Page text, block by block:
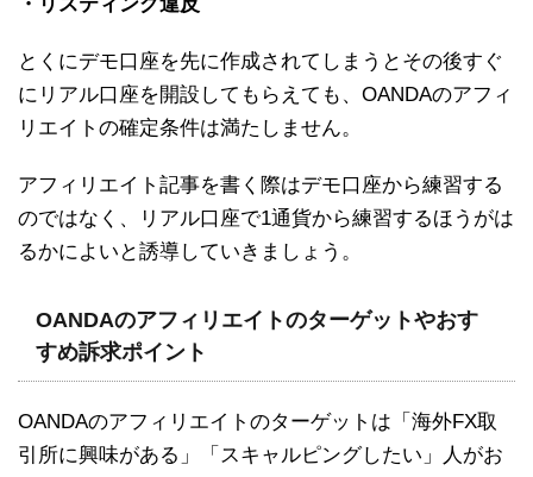
とくにデモ口座を先に作成されてしまうとその後すぐ
にリアル口座を開設してもらえても、OANDAのアフィ
リエイトの確定条件は満たしません。
アフィリエイト記事を書く際はデモ口座から練習する
のではなく、リアル口座で1通貨から練習するほうがは
るかによいと誘導していきましょう。
OANDAのアフィリエイトのターゲットやおす
すめ訴求ポイント
OANDAのアフィリエイトのターゲットは「海外FX取
引所に興味がある」「スキャルピングしたい」人がお